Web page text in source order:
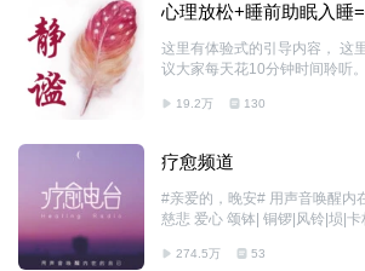
心理放松+睡前助眠入睡
这里有体验式的引导内容， 这里有实用的练习方法， 建
议大家每天花10分钟时间聆听。 很快，你就能知道该如
沌杂乱的时刻。 观息是一把钥匙。观息的本质是让你回
意识之中。我们每个人天生就
每个人都能集中精力活在当下
你会发现，哪怕是普通的事，
快乐。观息正是通过重组愚钝
19.2万 130
疗愈频道
#亲爱的，晚安# 用声音唤醒内
慈悲 爱心 颂钵| 铜锣|风铃|埙|
疗愈师，国家心理咨询师，国
274.5万 53